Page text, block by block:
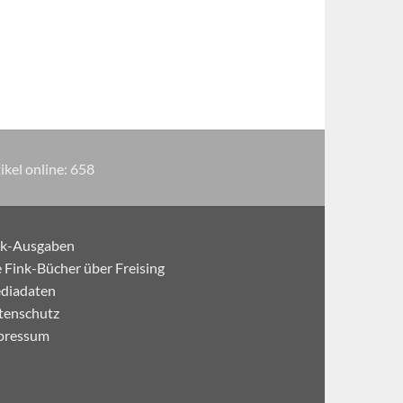
online: 658
Ausgaben
Fink-Bücher über Freising